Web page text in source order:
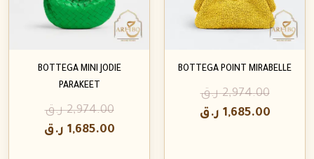
BOTTEGA POINT MIRABELLE
2,974.00 ر.ق
1,685.00 ر.ق
BOTTEGA MINI JODIE
PARAKEET
2,974.00 ر.ق
1,685.00 ر.ق